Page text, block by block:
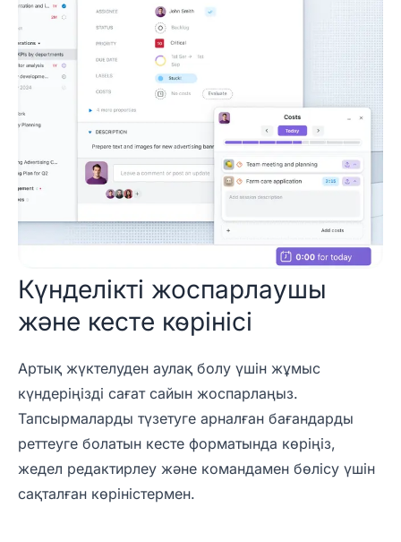
Күнделікті жоспарлаушы
және кесте көрінісі
Артық жүктелуден аулақ болу үшін жұмыс
күндеріңізді сағат сайын жоспарлаңыз.
Тапсырмаларды түзетуге арналған бағандарды
реттеуге болатын кесте форматында көріңіз,
жедел редактирлеу және командамен бөлісу үшін
сақталған көріністермен.